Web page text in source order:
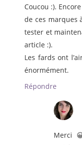
Coucou :).
de ces marques
tester et
article :).
Les fards ont
énormément.
Répondre
Merci